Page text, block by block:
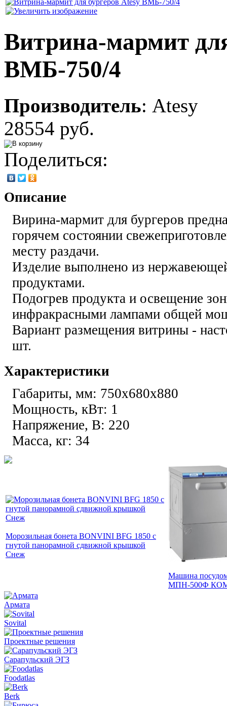
Витрина-мармит
ВМБ-750/4
Производитель: Atesy
28554 руб.
Поделиться:
Описание
Вирина-мармит для бургеров
горячем состоянии
месту раздачи.
Изделие выполнено из
продуктами.
Подогрев продукта и освещение
инфракрасными лампами общей
Вариант размещения витрины -
шт.
Характеристики
Габариты, мм: 750х680х880
Мощность, кВт: 1
Напряжение, В: 220
Масса, кг: 34
Морозильная бонета BONVINI BFG 1850 с
гнутой панорамной сдвижной крышкой
Снеж
Машина
МПН-500Ф
Армата
Sovital
Проектные решения
Сарапульский ЭГЗ
Foodatlas
Berk